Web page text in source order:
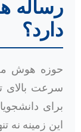
رساله
دارد؟
حوزه هوش
سرعت بالای
برای
این زمینه نه